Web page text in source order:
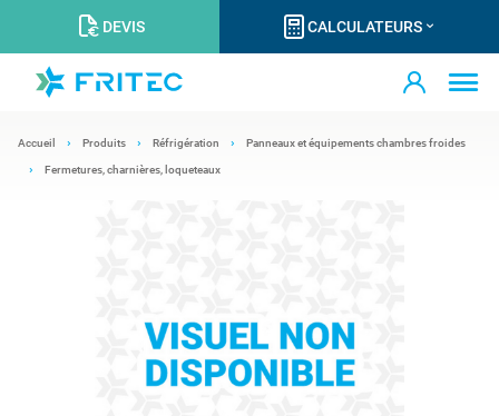
DEVIS CALCULATEURS
Accueil Produits Réfrigération Panneaux et équipements chambres froides
Fermetures, charnières, loqueteaux